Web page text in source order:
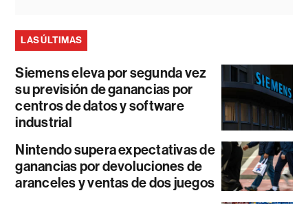
LAS ÚLTIMAS
Siemens eleva por segunda vez
su previsión de ganancias por
centros de datos y software
industrial
Nintendo supera expectativas de
ganancias por devoluciones de
aranceles y ventas de dos juegos